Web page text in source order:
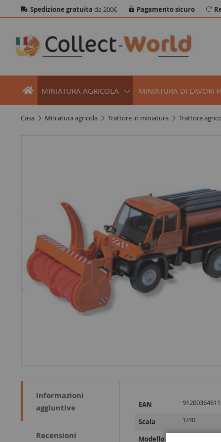
Spedizione gratuita da 200€ Pagamento sicuro
MINIATURA AGRICOLA MINIATURA DI LAVORI
casa miniatura agricola trattore in miniatura trattore
Informazioni
aggiuntive
Recensioni
Informazioni
EAN
Scala 1/40
Modello